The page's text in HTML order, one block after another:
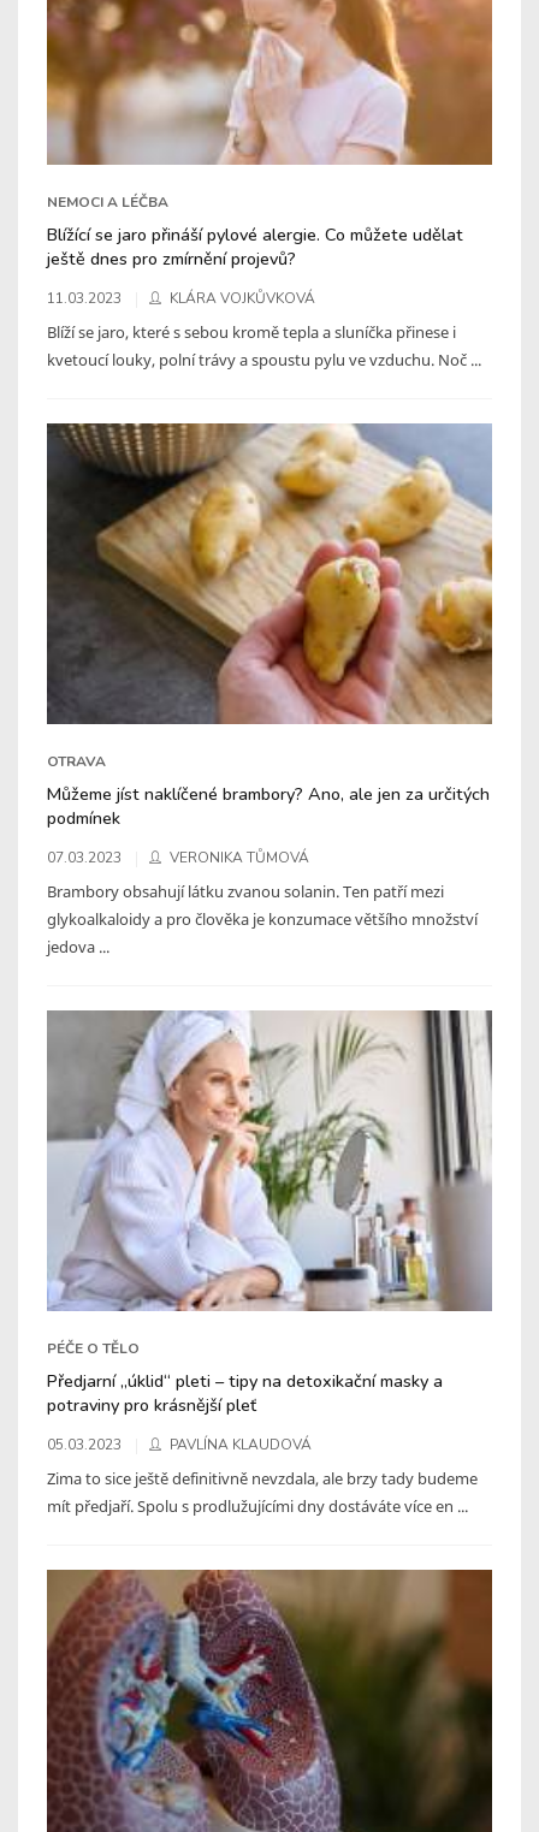
NEMOCI A LÉČBA
Blížící se jaro přináší pylové alergie. Co můžete udělat
ještě dnes pro zmírnění projevů?
11.03.2023 KLÁRA VOJKŮVKOVÁ
Blíží se jaro, které s sebou kromě tepla a sluníčka přinese i
kvetoucí louky, polní trávy a spoustu pylu ve vzduchu. Noč ...
OTRAVA
Můžeme jíst naklíčené brambory? Ano, ale jen za určitých
podmínek
07.03.2023 VERONIKA TŮMOVÁ
Brambory obsahují látku zvanou solanin. Ten patří mezi
glykoalkaloidy a pro člověka je konzumace většího množství
jedova ...
PÉČE O TĚLO
Předjarní „úklid“ pleti – tipy na detoxikační masky a
potraviny pro krásnější pleť
05.03.2023 PAVLÍNA KLAUDOVÁ
Zima to sice ještě definitivně nevzdala, ale brzy tady budeme
mít předjaří. Spolu s prodlužujícími dny dostáváte více en ...